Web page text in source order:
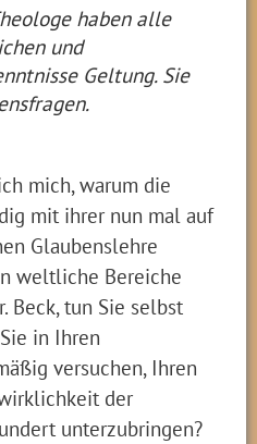
haben alle
und
Geltung. Sie
mich, warum die
mit ihrer nun mal auf
Glaubenslehre
weltliche Bereiche
Beck, tun Sie selbst
in Ihren
versuchen, Ihren
der
unterzubringen?